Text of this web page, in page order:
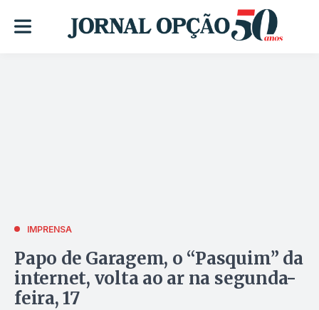
IMPRENSA
Papo de Garagem, o “Pasquim” da
internet, volta ao ar na segunda-
feira, 17